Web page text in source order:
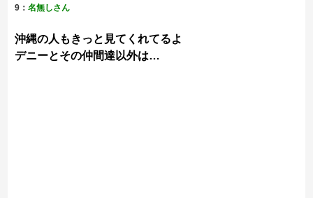
9：名無しさん
沖縄の人もきっと見てくれてるよ
デニーとその仲間達以外は…